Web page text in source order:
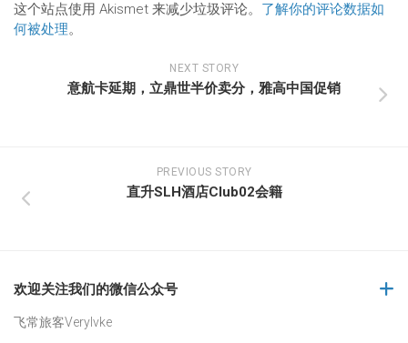
这个站点使用 Akismet 来减少垃圾评论。 了解你的评论数据如
何被处理。
NEXT STORY
意航卡延期，立鼎世半价卖分，雅高中国促销
PREVIOUS STORY
直升SLH酒店Club02会籍
欢迎关注我们的微信公众号
飞常旅客Verylvke